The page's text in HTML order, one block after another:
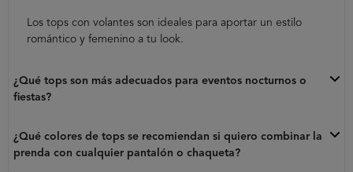
Los tops con volantes son ideales para aportar un estilo
romántico y femenino a tu look.
¿Qué tops son más adecuados para eventos nocturnos o
fiestas?
¿Qué colores de tops se recomiendan si quiero combinar la
prenda con cualquier pantalón o chaqueta?